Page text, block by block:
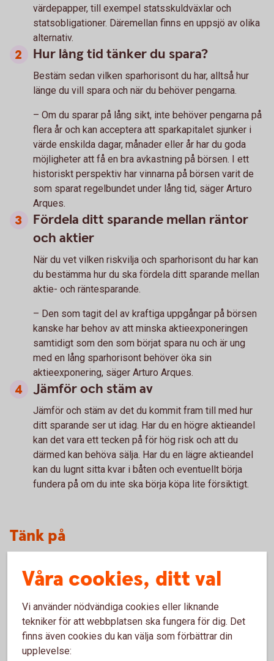
värdepapper, till exempel statsskuldväxlar och
statsobligationer. Däremellan finns en uppsjö av olika
alternativ.
Hur lång tid tänker du spara?
Bestäm sedan vilken sparhorisont du har, alltså hur
länge du vill spara och när du behöver pengarna.
– Om du sparar på lång sikt, inte behöver pengarna på
flera år och kan acceptera att sparkapitalet sjunker i
värde enskilda dagar, månader eller år har du goda
möjligheter att få en bra avkastning på börsen. I ett
historiskt perspektiv har vinnarna på börsen varit de
som sparat regelbundet under lång tid, säger Arturo
Arques.
Fördela ditt sparande mellan räntor
och aktier
När du vet vilken riskvilja och sparhorisont du har kan
du bestämma hur du ska fördela ditt sparande mellan
aktie- och räntesparande.
– Den som tagit del av kraftiga uppgångar på börsen
kanske har behov av att minska aktieexponeringen
samtidigt som den som börjat spara nu och är ung
med en lång sparhorisont behöver öka sin
aktieexponering, säger Arturo Arques.
Jämför och stäm av
Jämför och stäm av det du kommit fram till med hur
ditt sparande ser ut idag. Har du en högre aktieandel
kan det vara ett tecken på för hög risk och att du
därmed kan behöva sälja. Har du en lägre aktieandel
kan du lugnt sitta kvar i båten och eventuellt börja
fundera på om du inte ska börja köpa lite försiktigt.
Tänk på
Historisk avkastning är ingen garanti för framtida
kan både öka och minska i värde och det är inte säkert
att du får tillbaka det investerade kapitalet.
Våra cookies, ditt val
Vi använder nödvändiga cookies eller liknande
tekniker för att webbplatsen ska fungera för dig. Det
finns även cookies du kan välja som förbättrar din
upplevelse: